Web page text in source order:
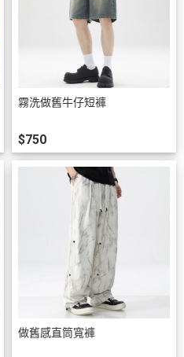
霧洗做舊牛仔短褲
$750
做舊感直筒寬褲